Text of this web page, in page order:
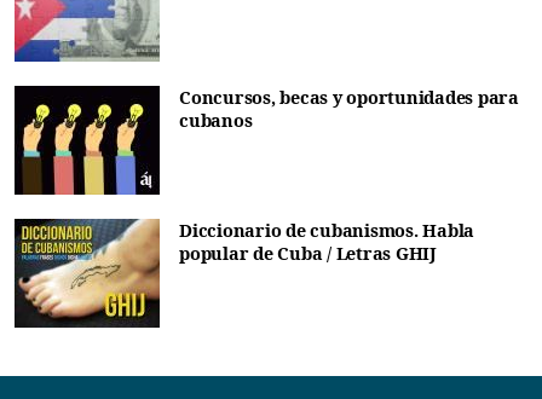
Concursos, becas y oportunidades para
cubanos
Diccionario de cubanismos. Habla
popular de Cuba / Letras GHIJ